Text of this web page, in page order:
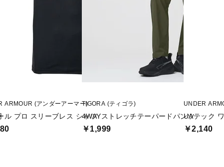
ARMOUR (アンダーアーマー)
ル プロ スリーブレス シャツ
TIGORA (ティゴラ)
4WAYストレッチテーパードパンツ
￥1,999
UNDER
UAテック
￥2,140